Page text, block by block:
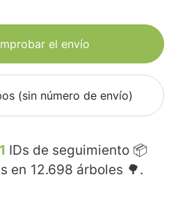
el envío
(sin número de envío)
IDs de seguimiento 📦
en 12.698 árboles 🌳.